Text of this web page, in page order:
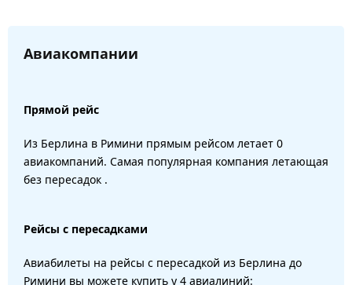
Авиакомпании
Прямой рейс
Из Берлина в Римини прямым рейсом летает 0
авиакомпаний. Самая популярная компания летающая
без пересадок .
Рейсы с пересадками
Авиабилеты на рейсы с пересадкой из Берлина до
Римини вы можете купить у 4 авиалиний: